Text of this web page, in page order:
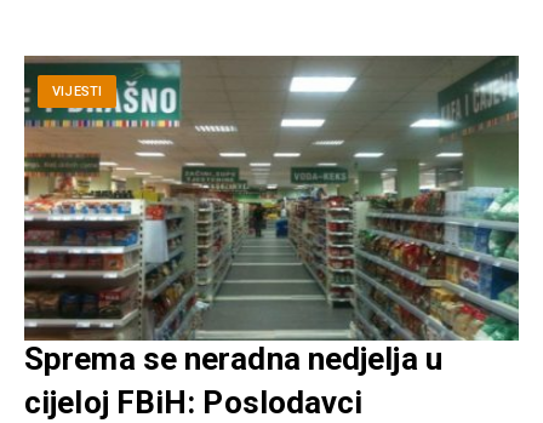
VIJESTI
Sprema se neradna nedjelja u
cijeloj FBiH: Poslodavci